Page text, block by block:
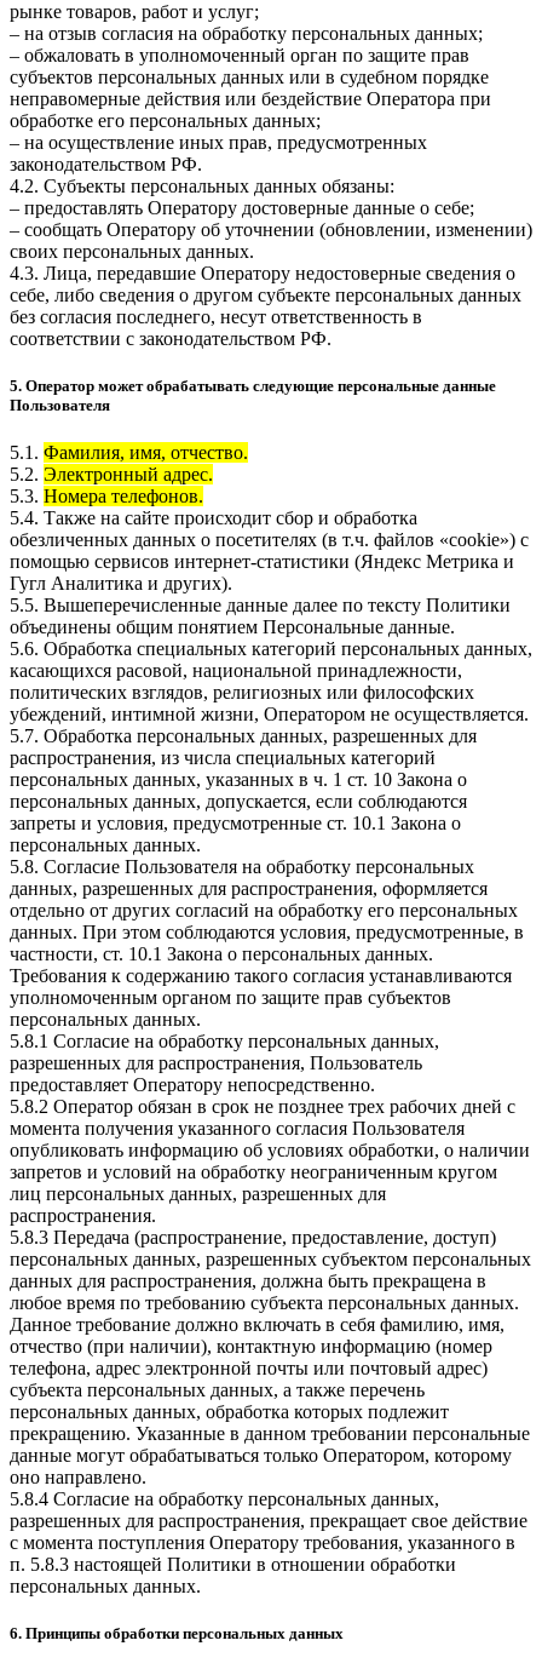
рынке товаров, работ и услуг;
– на отзыв согласия на обработку персональных данных;
– обжаловать в уполномоченный орган по защите прав
субъектов персональных данных или в судебном порядке
неправомерные действия или бездействие Оператора при
обработке его персональных данных;
– на осуществление иных прав, предусмотренных
законодательством РФ.
4.2. Субъекты персональных данных обязаны:
– предоставлять Оператору достоверные данные о себе;
– сообщать Оператору об уточнении (обновлении, изменении)
своих персональных данных.
4.3. Лица, передавшие Оператору недостоверные сведения о
себе, либо сведения о другом субъекте персональных данных
без согласия последнего, несут ответственность в
соответствии с законодательством РФ.
5. Оператор может обрабатывать следующие персональные данные
Пользователя
5.1. Фамилия, имя, отчество.
5.2. Электронный адрес.
5.3. Номера телефонов.
5.4. Также на сайте происходит сбор и обработка
обезличенных данных о посетителях (в т.ч. файлов «cookie») с
помощью сервисов интернет-статистики (Яндекс Метрика и
Гугл Аналитика и других).
5.5. Вышеперечисленные данные далее по тексту Политики
объединены общим понятием Персональные данные.
5.6. Обработка специальных категорий персональных данных,
касающихся расовой, национальной принадлежности,
политических взглядов, религиозных или философских
убеждений, интимной жизни, Оператором не осуществляется.
5.7. Обработка персональных данных, разрешенных для
распространения, из числа специальных категорий
персональных данных, указанных в ч. 1 ст. 10 Закона о
персональных данных, допускается, если соблюдаются
запреты и условия, предусмотренные ст. 10.1 Закона о
персональных данных.
5.8. Согласие Пользователя на обработку персональных
данных, разрешенных для распространения, оформляется
отдельно от других согласий на обработку его персональных
данных. При этом соблюдаются условия, предусмотренные, в
частности, ст. 10.1 Закона о персональных данных.
Требования к содержанию такого согласия устанавливаются
уполномоченным органом по защите прав субъектов
персональных данных.
5.8.1 Согласие на обработку персональных данных,
разрешенных для распространения, Пользователь
предоставляет Оператору непосредственно.
5.8.2 Оператор обязан в срок не позднее трех рабочих дней с
момента получения указанного согласия Пользователя
опубликовать информацию об условиях обработки, о наличии
запретов и условий на обработку неограниченным кругом
лиц персональных данных, разрешенных для
распространения.
5.8.3 Передача (распространение, предоставление, доступ)
персональных данных, разрешенных субъектом персональных
данных для распространения, должна быть прекращена в
любое время по требованию субъекта персональных данных.
Данное требование должно включать в себя фамилию, имя,
отчество (при наличии), контактную информацию (номер
телефона, адрес электронной почты или почтовый адрес)
субъекта персональных данных, а также перечень
персональных данных, обработка которых подлежит
прекращению. Указанные в данном требовании персональные
данные могут обрабатываться только Оператором, которому
оно направлено.
5.8.4 Согласие на обработку персональных данных,
разрешенных для распространения, прекращает свое действие
с момента поступления Оператору требования, указанного в
п. 5.8.3 настоящей Политики в отношении обработки
персональных данных.
6. Принципы обработки персональных данных